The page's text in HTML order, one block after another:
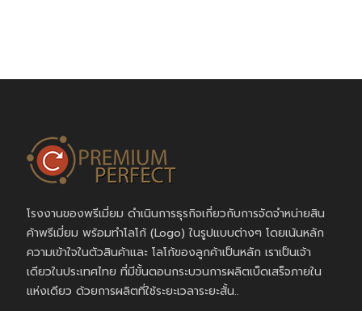
โรงงานของพรีเมี่ยม ดำเนินการธุรกิจเกี่ยวกับการจัดจำหน่ายสิน
ค้าพรีเมี่ยม พร้อมทำโลโก้ (Logo) ในรูปแบบต่างๆ โดยเน้นหลัก
ความเข้าใจในตัวสินค้าและ โลโก้ของลูกค้าเป็นหลัก เราเป็นเจ้า
เดียวในประเทศไทย ที่มีขั้นตอนกระบวนการผลิตเบ็ดเสร็จภายใน
แห่งเดียว ด้วยการผลิตที่ใช้ระยะเวลาระยะสั้น..